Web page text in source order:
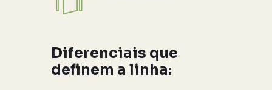
Diferenciais que
definem a linha: